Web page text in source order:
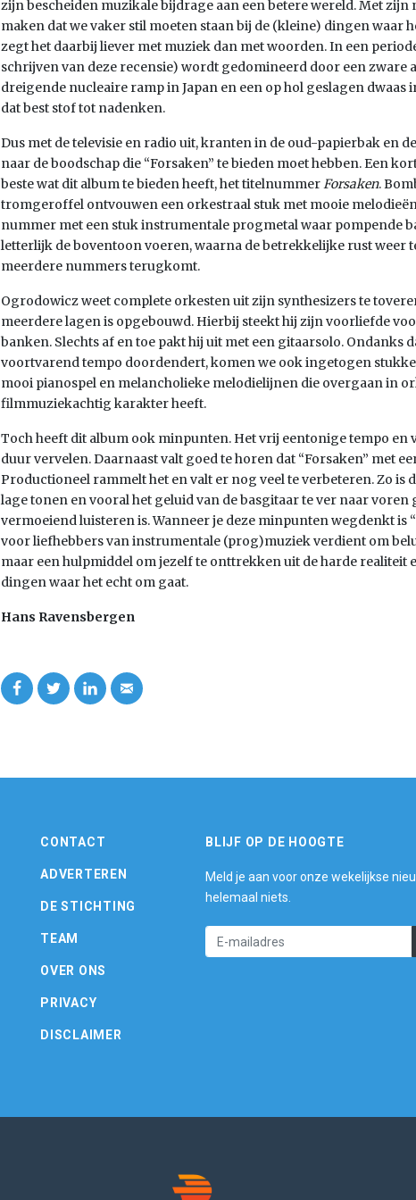
zijn bescheiden muzikale bijdrage aan een betere wereld. Met
maken dat we vaker stil moeten staan bij de (kleine) dingen waar
zegt het daarbij liever met muziek dan met woorden. In een
schrijven van deze recensie) wordt gedomineerd door een zware
dreigende nucleaire ramp in Japan en een op hol geslagen
dat best stof tot nadenken.
Dus met de televisie en radio uit, kranten in de oud-papierbak en
naar de boodschap die “Forsaken” te bieden moet hebben. Een
beste wat dit album te bieden heeft, het titelnummerForsaken.
tromgeroffel ontvouwen een orkestraal stuk met mooie
nummer met een stuk instrumentale progmetal waar pompende
letterlijk de boventoon voeren, waarna de betrekkelijke rust weer
meerdere nummers terugkomt.
Ogrodowicz weet complete orkesten uit zijn synthesizers te
meerdere lagen is opgebouwd. Hierbij steekt hij zijn voorliefde
banken. Slechts af en toe pakt hij uit met een gitaarsolo. Ondanks
voortvarend tempo doordendert, komen we ook ingetogen
mooi pianospel en melancholieke melodielijnen die overgaan in
filmmuziekachtig karakter heeft.
Toch heeft dit album ook minpunten. Het vrij eentonige tempo en
duur vervelen. Daarnaast valt goed te horen dat “Forsaken” met
Productioneel rammelt het en valt er nog veel te verbeteren. Zo is
lage tonen en vooral het geluid van de basgitaar te ver naar voren
vermoeiend luisteren is. Wanneer je deze minpunten wegdenkt is
voor liefhebbers van instrumentale (prog)muziek verdient om
maar een hulpmiddel om jezelf te onttrekken uit de harde realiteit
dingen waar het echt om gaat.
Hans Ravensbergen
CONTACT
ADVERTEREN
DE STICHTING
TEAM
OVER ONS
PRIVACY
DISCLAIMER
BLIJF OP DE HOOGTE
Meld je aan voor onze wekelijkse
helemaal niets.